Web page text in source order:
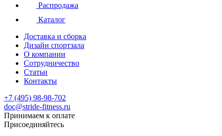
Распродажа
Каталог
Доставка и сборка
Дизайн спортзала
О компании
Сотрудничество
Статьи
Контакты
+7 (495) 98-98-702
doc@stride-fitness.ru
Принимаем к оплате
Присоединяйтесь